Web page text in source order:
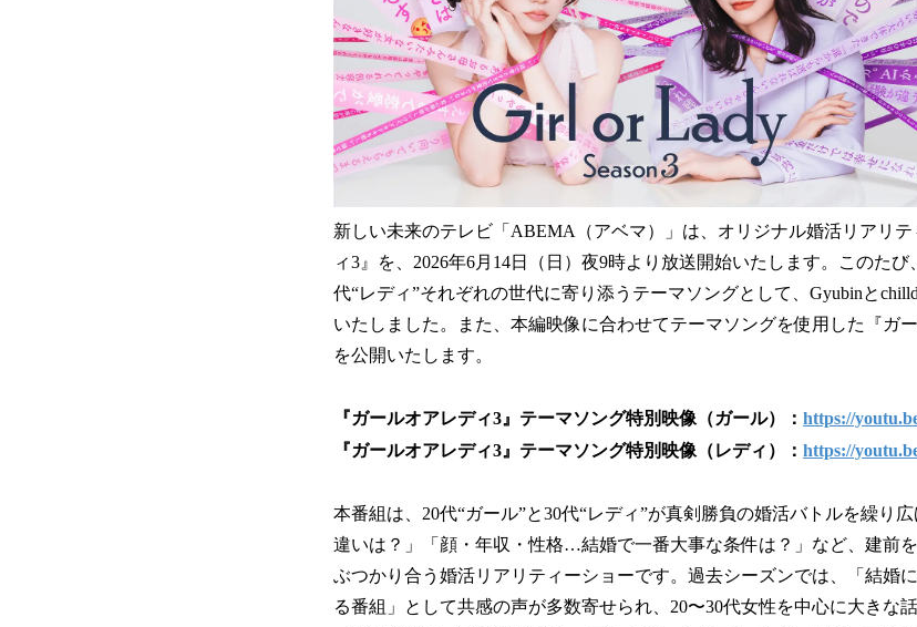
新しい未来のテレビ「ABEMA（アベマ）」は、オリジナル婚活リアリ
ィ3』を、2026年6月14日（日）夜9時より放送開始いたします。このたび
代“レディ”それぞれの世代に寄り添うテーマソングとして、Gyubinと
いたしました。また、本編映像に合わせてテーマソングを使用した『ガ
を公開いたします。
『ガールオアレディ3』テーマソング特別映像（ガール）： https://
『ガールオアレディ3』テーマソング特別映像（レディ）： https://
本番組は、20代“ガール”と30代“レディ”が真剣勝負の婚活バトルを繰り
違いは？」「顔・年収・性格…結婚で一番大事な条件は？」など、建前
ぶつかり合う婚活リアリティーショーです。過去シーズンでは、「結婚
る番組」として共感の声が多数寄せられ、20〜30代女性を中心に大きな